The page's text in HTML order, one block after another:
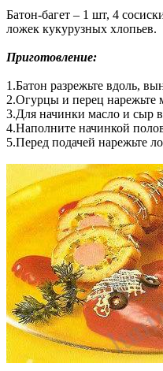
Батон-багет – 1 шт, 4
ложек кукурузных хлопьев.
Приготовление:
1.Батон разрежьте вдоль,
2.Огурцы и перец нарежьте
3.Для начинки масло и сыр
4.Наполните начинкой
5.Перед подачей нарежьте